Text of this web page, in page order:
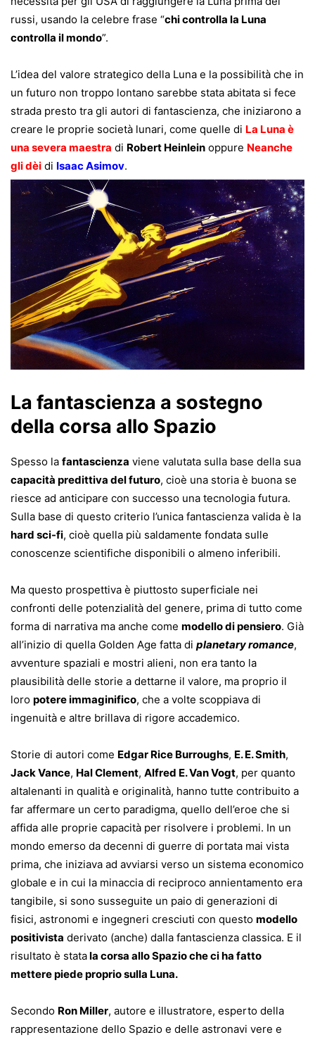
russi, usando la celebre frase “chi controlla la Luna
controlla il mondo”.
L’idea del valore strategico della Luna e la possibilità che in
un futuro non troppo lontano sarebbe stata abitata si fece
strada presto tra gli autori di fantascienza, che iniziarono a
creare le proprie società lunari, come quelle di La Luna è
una severa maestra di Robert Heinlein oppure Neanche
gli dèi di Isaac Asimov.
La fantascienza a sostegno
della corsa allo Spazio
Spesso la fantascienza viene valutata sulla base della sua
capacità predittiva del futuro, cioè una storia è buona se
riesce ad anticipare con successo una tecnologia futura.
Sulla base di questo criterio l’unica fantascienza valida è la
hard sci-fi, cioè quella più saldamente fondata sulle
conoscenze scientifiche disponibili o almeno inferibili.
Ma questo prospettiva è piuttosto superficiale nei
confronti delle potenzialità del genere, prima di tutto come
forma di narrativa ma anche come modello di pensiero. Già
all’inizio di quella Golden Age fatta di planetary romance,
avventure spaziali e mostri alieni, non era tanto la
plausibilità delle storie a dettarne il valore, ma proprio il
loro potere immaginifico, che a volte scoppiava di
ingenuità e altre brillava di rigore accademico.
Storie di autori come Edgar Rice Burroughs, E. E. Smith,
Jack Vance, Hal Clement, Alfred E. Van Vogt, per quanto
altalenanti in qualità e originalità, hanno tutte contribuito a
far affermare un certo paradigma, quello dell’eroe che si
affida alle proprie capacità per risolvere i problemi. In un
mondo emerso da decenni di guerre di portata mai vista
prima, che iniziava ad avviarsi verso un sistema economico
globale e in cui la minaccia di reciproco annientamento era
tangibile, si sono susseguite un paio di generazioni di
fisici, astronomi e ingegneri cresciuti con questo modello
positivista derivato (anche) dalla fantascienza classica. E il
risultato è statala corsa allo Spazio che ci ha fatto
mettere piede proprio sulla Luna.
Secondo Ron Miller, autore e illustratore, esperto della
rappresentazione dello Spazio e delle astronavi vere e